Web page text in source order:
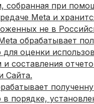
собранная при
Meta и
не в
обрабатывает
оценки
составления
Сайта.
порядке,